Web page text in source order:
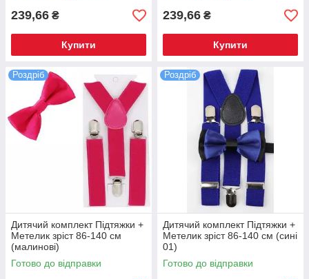
239,66 ₴
Купити
239,66 ₴
Купити
Роздріб
Дитячий комплект Підтяжки +
Метелик зріст 86-140 см
(малинові)
Готово до відправки
Роздріб
Дитячий комплект Підтяжки +
Метелик зріст 86-140 см (сині
01)
Готово до відправки